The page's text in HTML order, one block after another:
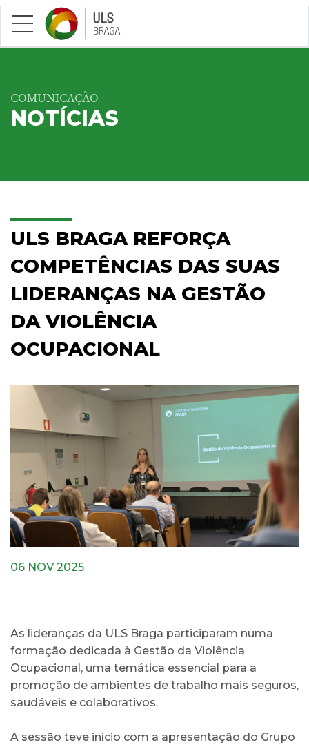
Saltar para conteúdo principal
COMUNICAÇÃO
NOTÍCIAS
ULS BRAGA REFORÇA
COMPETÊNCIAS DAS SUAS
LIDERANÇAS NA GESTÃO
DA VIOLÊNCIA
OCUPACIONAL
06 NOV 2025
As lideranças da ULS Braga participaram numa
formação dedicada à Gestão da Violência
Ocupacional, uma temática essencial para a
promoção de ambientes de trabalho mais seguros,
saudáveis e colaborativos.
A sessão teve início com a apresentação do Grupo